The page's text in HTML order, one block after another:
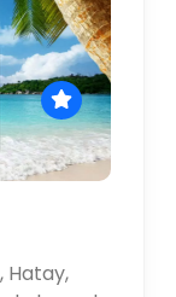
Hatay,